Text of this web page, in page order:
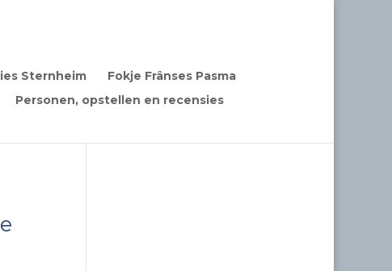
Sternheim
Fokje Frânses Pasma
Personen, opstellen en recensies